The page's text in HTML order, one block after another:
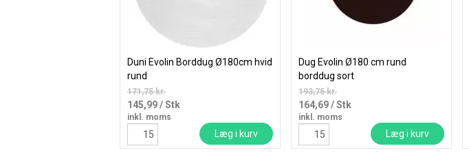
Duni Evolin Borddug Ø180cm hvid
rund
171,75 kr.
145,99/ Stk
inkl. moms
Læg i kurv
Dug Evolin Ø180 cm rund
borddug sort
193,75 kr.
164,69/ Stk
inkl. moms
Læg i kurv